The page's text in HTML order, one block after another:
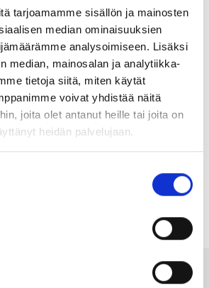
tarjoamamme sisällön ja mainosten
median ominaisuuksien
analysoimiseen. Lisäksi
median, mainosalan ja analytiikka-
tietoja siitä, miten käytät
voivat yhdistää näitä
joita olet antanut heille tai joita on
heidän palvelujaan.
uutis­kir­jeen pos­ti­tus­lis­tal­le